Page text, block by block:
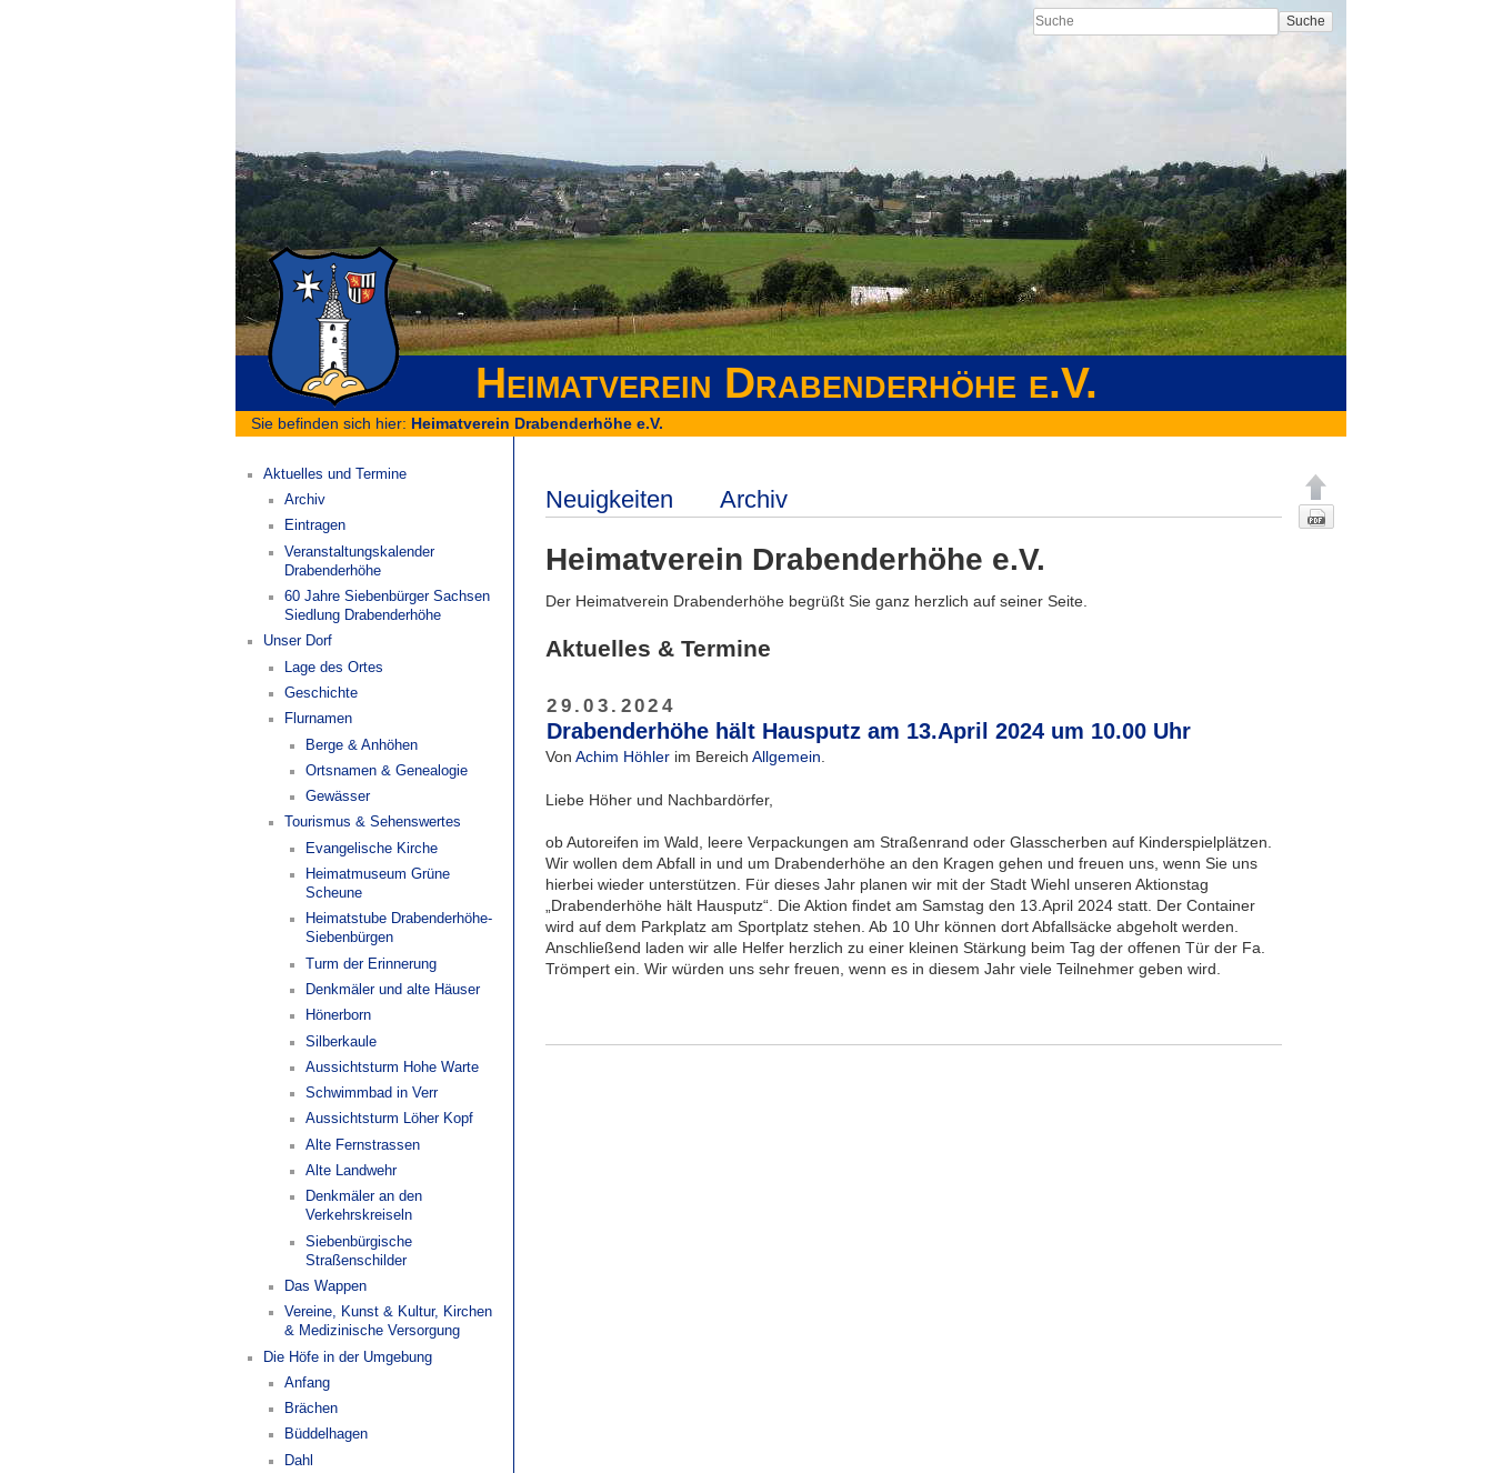
Heimatverein Drabenderhöhe e.V.
Suche
Sie befinden sich hier: Heimatverein Drabenderhöhe e.V.
Aktuelles und Termine
Archiv
Eintragen
Veranstaltungskalender
Drabenderhöhe
60 Jahre Siebenbürger Sachsen
Siedlung Drabenderhöhe
Unser Dorf
Lage des Ortes
Geschichte
Flurnamen
Berge & Anhöhen
Ortsnamen & Genealogie
Gewässer
Tourismus & Sehenswertes
Evangelische Kirche
Heimatmuseum Grüne
Scheune
Heimatstube Drabenderhöhe-
Siebenbürgen
Turm der Erinnerung
Denkmäler und alte Häuser
Hönerborn
Silberkaule
Aussichtsturm Hohe Warte
Schwimmbad in Verr
Aussichtsturm Löher Kopf
Alte Fernstrassen
Alte Landwehr
Denkmäler an den
Verkehrskreiseln
Siebenbürgische
Straßenschilder
Das Wappen
Vereine, Kunst & Kultur, Kirchen
& Medizinische Versorgung
Die Höfe in der Umgebung
Anfang
Brächen
Büddelhagen
Dahl
Neuigkeiten Archiv
Heimatverein Drabenderhöhe e.V.
Der Heimatverein Drabenderhöhe begrüßt Sie ganz herzlich auf seiner Seite.
Aktuelles & Termine
29.03.2024
Drabenderhöhe hält Hausputz am 13.April 2024 um 10.00 Uhr
Von Achim Höhler im Bereich Allgemein
Liebe Höher und Nachbardörfer,
ob Autoreifen im Wald, leere Verpackungen am Straßenrand oder Glasscherben auf Kinderspielplätzen.
Wir wollen dem Abfall in und um Drabenderhöhe an den Kragen gehen und freuen uns, wenn Sie uns
hierbei wieder unterstützen. Für dieses Jahr planen wir mit der Stadt Wiehl unseren Aktionstag
„Drabenderhöhe hält Hausputz“. Die Aktion findet am Samstag den 13.April 2024 statt. Der Container
wird auf dem Parkplatz am Sportplatz stehen. Ab 10 Uhr können dort Abfallsäcke abgeholt werden.
Anschließend laden wir alle Helfer herzlich zu einer kleinen Stärkung beim Tag der offenen Tür der Fa.
Trömpert ein. Wir würden uns sehr freuen, wenn es in diesem Jahr viele Teilnehmer geben wird.